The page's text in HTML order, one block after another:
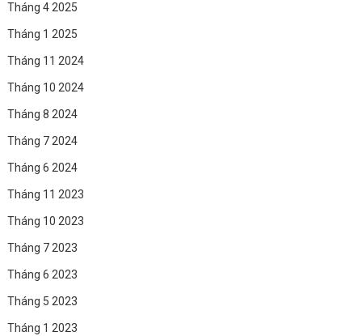
Tháng 4 2025
Tháng 1 2025
Tháng 11 2024
Tháng 10 2024
Tháng 8 2024
Tháng 7 2024
Tháng 6 2024
Tháng 11 2023
Tháng 10 2023
Tháng 7 2023
Tháng 6 2023
Tháng 5 2023
Tháng 1 2023